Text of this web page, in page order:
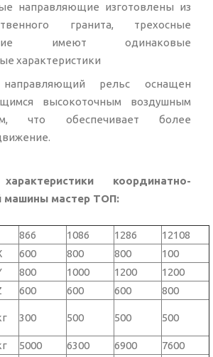
направляющие изготовлены из
гранита, трехосные
имеют одинаковые
характеристики
направляющий рельс оснащен
высокоточным воздушным
что обеспечивает более
координатно-
машины мастер ТОП:
866 1086 1286 12108
600 800 800
100
800 1000 1200
1200
600 600 600
800
300 500 500 500
5000 6300 6900 7600